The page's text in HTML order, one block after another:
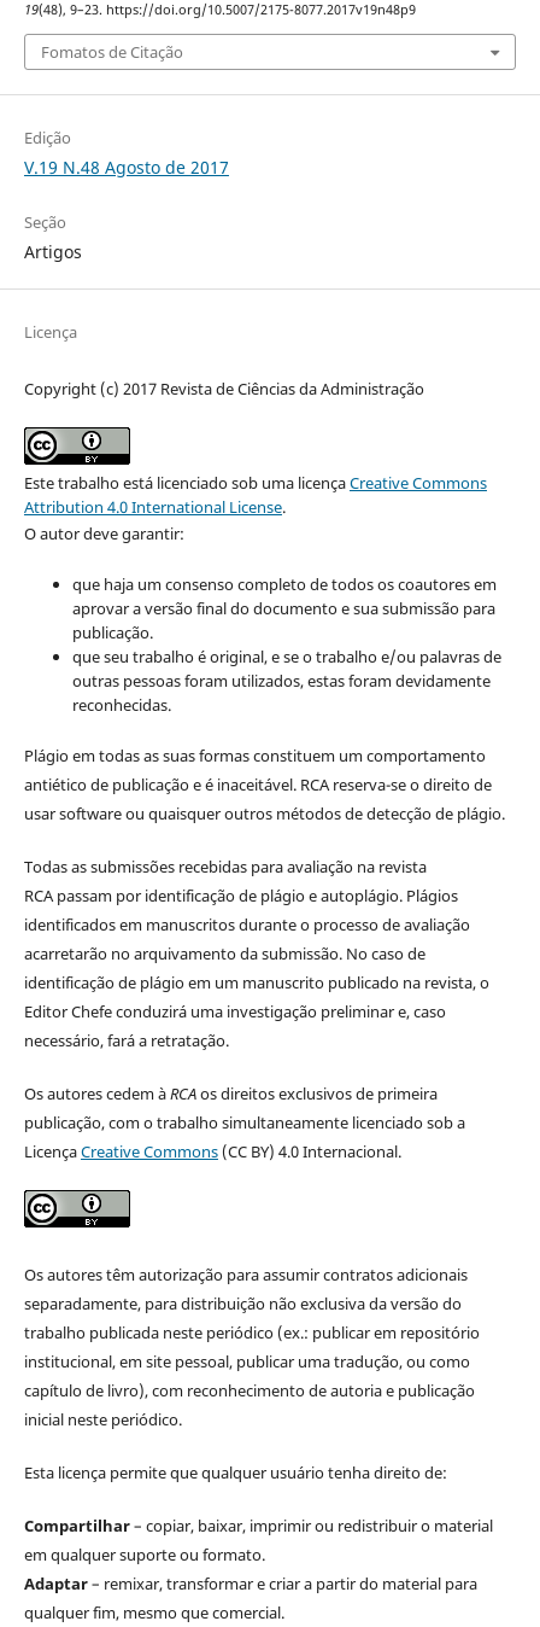
19(48), 9–23. https://doi.org/10.5007/2175-8077.2017v19n48p9
Fomatos de Citação
Edição
V.19 N.48 Agosto de 2017
Seção
Artigos
Licença
Copyright (c) 2017 Revista de Ciências da Administração
Este trabalho está licenciado sob uma licençaCreative Commons
Attribution 4.0 International License.
O autor deve garantir:
que haja um consenso completo de todos os coautores em
aprovar a versão final do documento e sua submissão para
publicação.
que seu trabalho é original, e se o trabalho e/ou palavras de
outras pessoas foram utilizados, estas foram devidamente
reconhecidas.
Plágio em todas as suas formas constituem um comportamento
antiético de publicação e é inaceitável. RCA reserva-se o direito de
usar software ou quaisquer outros métodos de detecção de plágio.
Todas as submissões recebidas para avaliação na revista
RCA passam por identificação de plágio e autoplágio. Plágios
identificados em manuscritos durante o processo de avaliação
acarretarão no arquivamento da submissão. No caso de
identificação de plágio em um manuscrito publicado na revista, o
Editor Chefe conduzirá uma investigação preliminar e, caso
necessário, fará a retratação.
Os autores cedem àRCAos direitos exclusivos de primeira
publicação, com o trabalho simultaneamente licenciado sob a
LicençaCreative Commons(CC BY) 4.0 Internacional.
Os autores têm autorização para assumir contratos adicionais
separadamente, para distribuição não exclusiva da versão do
trabalho publicada neste periódico (ex.: publicar em repositório
institucional, em site pessoal, publicar uma tradução, ou como
capítulo de livro), com reconhecimento de autoria e publicação
inicial neste periódico.
Esta licença permite que qualquer usuário tenha direito de:
Compartilhar– copiar, baixar, imprimir ou redistribuir o material
em qualquer suporte ou formato.
Adaptar– remixar, transformar e criar a partir do material para
qualquer fim, mesmo que comercial.